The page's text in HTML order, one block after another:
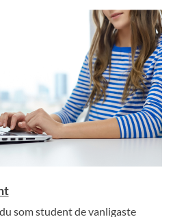
som student de vanligaste